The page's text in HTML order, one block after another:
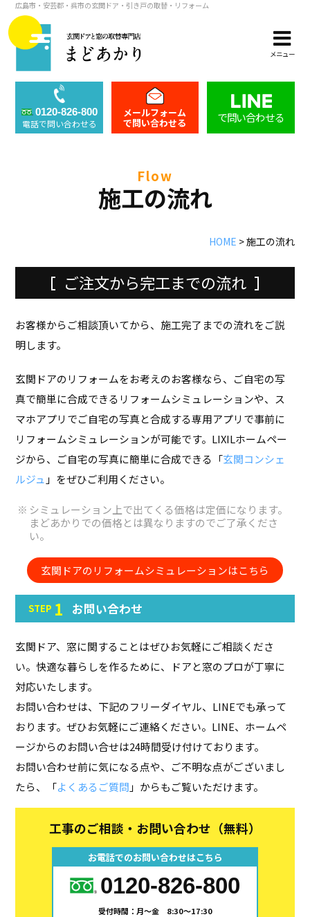
広島市・安芸郡・呉市の玄関ドア・引き戸の取替・リフォーム
メニュー
0120-826-800
電話で問い合わせる
メールフォーム
で問い合わせる で問い合わせる
flow
施工の流れ
HOME >施工の流れ
ご注文から完工までの流れ
お客様からご相談頂いてから、施工完了までの流れをご説
明します。
玄関ドアのリフォームをお考えのお客様なら、ご自宅の写
真で簡単に合成できるリフォームシミュレーションや、ス
マホアプリでご自宅の写真と合成する専用アプリで事前に
リフォームシミュレーションが可能です。 LIXILホームペー
ジから、ご自宅の写真に簡単に合成できる「玄関コンシェ
ルジュ 」をぜひご利用ください。
シミュレーション上で出てくる価格は定価になります。
まどあかりでの価格とは異なりますのでご了承くださ
い。
玄関ドアのリフォームシミュレーションはこちら
STEP 1 お問い合わせ
玄関ドア、窓に関することはぜひお気軽にご相談くださ
い。快適な暮らしを作るために、ドアと窓のプロが丁寧に
対応いたします。
お問い合わせは、下記のフリーダイヤル、LINEでも承って
おります。ぜひお気軽にご連絡ください。LINE、ホームペ
ージからのお問い合せは24時間受け付けております。
お問い合わせ前に気になる点や、ご不明な点がございまし
たら、「よくあるご質問 」からもご覧いただけます。
工事のご相談・お問い合わせ（無料）
お電話でのお問い合わせはこちら
0120-826-800
受付時間：月～金 8:30～17:30